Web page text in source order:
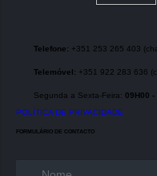
Telefone: +351 253 265 403
Telemóvel: +351 922 283 636
Segunda a Sexta-Feira: 09H00 -
POLÍTICA DE PRIVACIDADE
FORMULÁRIO DE CONTACTO